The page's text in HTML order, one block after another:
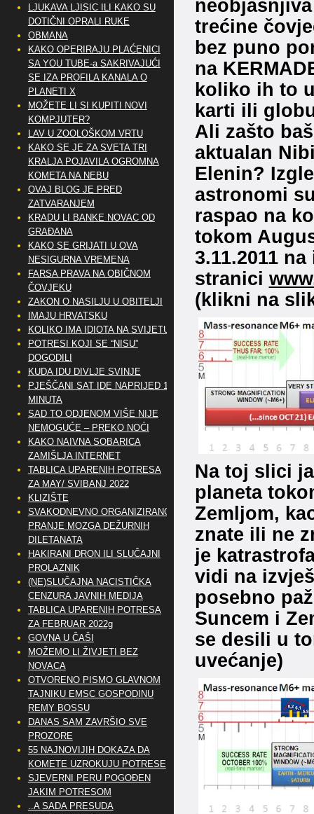
trećine
bez puno
na
koliko ih to
karti ili
Ali zašto
aktualan
Elenin?
astronomi
raspao na
tokom
3.11.2011
stranici
(klikni na
Na toj slici
planeta
Zemljom,
znate ili ne
je
vidi na
posebno
Suncem i
se desili u
uvećanje)
LJUKAVA LJISIC ILI KAKO SU
DOTIČNI OPRALI RUKE
OBMANA
KAKO OPERIRAJU PLAĆENICI
SA YOU TUBE-a SAKRIVAJUĆI
SE IZA PROFILA KANALA O
PLANETI X
MOŽETE LI SI KUPITI NOVI
KOMPJUTER?
LAV U ZOOLOŠKOM VRTU
KAKO SE JE ZA SVETA TRI
KRALJA POJAVILA OGROMNA
KOMETA NA NEBU
OVAJ BLOG JE PRED
ZATVARANJEM
KRADU LI BANKE NOVAC OD
GRAĐANA
KAKO SE GRIJATI U OVA
NESIGURNA VREMENA
FARSA PRAVA NA OBIČNOM
ČOVJEKU
ZAKON O NASILJU U OBITELJI
IMAJU HRVATSKU
KOLIKO IMA IDIOTA NA SVIJETU?
POTRESI KOJI SE “NISU”
DOGODILI
KUDA IDU DIVLJE SVINJE
PJEŠČANI SAT IDE NAPRIJED 10
MINUTA
SAD TO ODJENOM VIŠE NIJE
NEMOGUĆE – PREKO NOĆI
KAKO NAIVNA SOBARICA
ZAMIŠLJA INTERNET
TABLICA UPARENIH POTRESA
ZA MAY/ SVIBANJ 2022
KLIZIŠTE
SVAKODNEVNO ORGANIZIRANO
PRANJE MOZGA DEŽURNIH
DILETANATA
HAKIRANI DRON ILI SLUČAJNI
PROLAZNIK
(NE)SLUČAJNA NACISTIČKA
CENZURA JAVNIH MEDIJA
TABLICA UPARENIH POTRESA
ZA FEBRUAR 2022g
GOVNA U ČAŠI
MOŽEMO LI ŽIVJETI BEZ
NOVACA
OTVORENO PISMO GLAVNOM
TAJNIKU EMSC GOSPODINU
REMY BOSSU
DANAS SAM ZAVRŠIO SVE
PROZORE
55 NAJNOVIJIH DOKAZA DA
KOMETE UZROKUJU POTRESE
SJEVERNI PERU POGOĐEN
JAKIM POTRESOM
..A SADA PRESUDA